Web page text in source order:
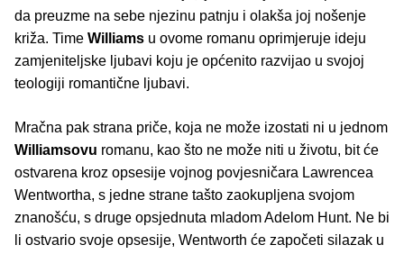
da preuzme na sebe njezinu patnju i olakša joj nošenje
križa. Time Williams u ovome romanu oprimjeruje ideju
zamjeniteljske ljubavi koju je općenito razvijao u svojoj
teologiji romantične ljubavi.
Mračna pak strana priče, koja ne može izostati ni u jednom
Williamsovu romanu, kao što ne može niti u životu, bit će
ostvarena kroz opsesije vojnog povjesničara Lawrencea
Wentwortha, s jedne strane tašto zaokupljena svojom
znanošću, s druge opsjednuta mladom Adelom Hunt. Ne bi
li ostvario svoje opsesije, Wentworth će započeti silazak u